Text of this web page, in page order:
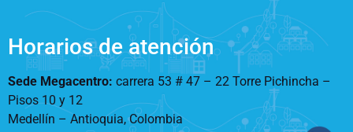
Horarios de atención
Sede Megacentro: carrera 53 # 47 – 22 Torre Pichincha –
Pisos 10 y 12
Medellín – Antioquia, Colombia